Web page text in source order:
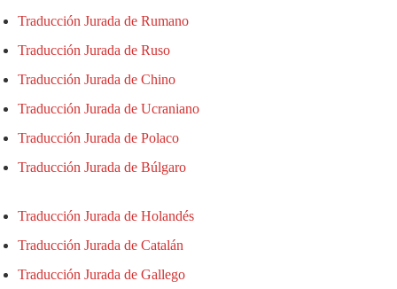
Traducción Jurada de Rumano
Traducción Jurada de Ruso
Traducción Jurada de Chino
Traducción Jurada de Ucraniano
Traducción Jurada de Polaco
Traducción Jurada de Búlgaro
Traducción Jurada de Holandés
Traducción Jurada de Catalán
Traducción Jurada de Gallego